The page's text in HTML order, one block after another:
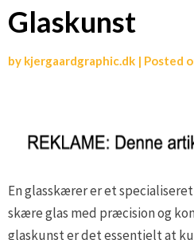
Glaskunst
by kjergaardgraphic.dk | Posted
En glasskærer er et
skære glas med præcision og
glaskunst er det essentielt at